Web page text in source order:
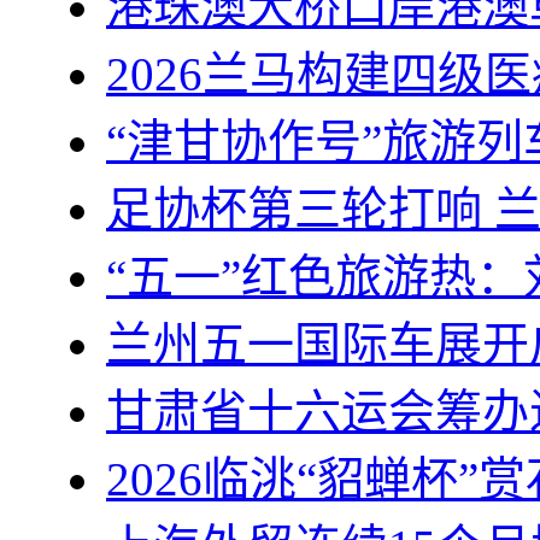
2026兰马构建四级
“津甘协作号”旅游
足协杯第三轮打响
“五一”红色旅游热
兰州五一国际车展
甘肃省十六运会筹
2026临洮“貂蝉杯”